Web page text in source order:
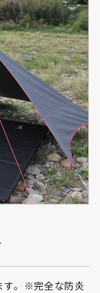
す。※完全な防炎